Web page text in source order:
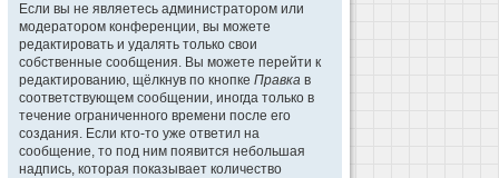
Если вы не являетесь администратором или
модератором конференции, вы можете
редактировать и удалять только свои
собственные сообщения. Вы можете перейти к
редактированию, щёлкнув по кнопке Правка в
соответствующем сообщении, иногда только в
течение ограниченного времени после его
создания. Если кто-то уже ответил на
сообщение, то под ним появится небольшая
надпись, которая показывает количество